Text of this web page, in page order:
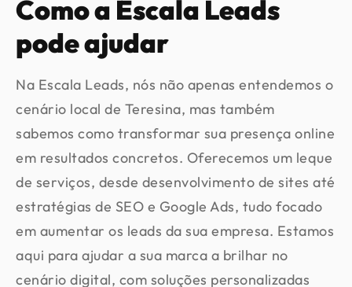
Como a Escala Leads
pode ajudar
Na Escala Leads, nós não apenas entendemos o
cenário local de Teresina, mas também
sabemos como transformar sua presença online
em resultados concretos. Oferecemos um leque
de serviços, desde desenvolvimento de sites até
estratégias de SEO e Google Ads, tudo focado
em aumentar os leads da sua empresa. Estamos
aqui para ajudar a sua marca a brilhar no
cenário digital, com soluções personalizadas